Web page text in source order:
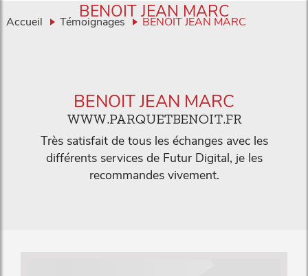
Accueil Témoignages BENOIT JEAN MARC
BENOIT JEAN MARC
BENOIT JEAN MARC
WWW.PARQUETBENOIT.FR
Très satisfait de tous les échanges avec les
différents services de Futur Digital, je les
recommandes vivement.